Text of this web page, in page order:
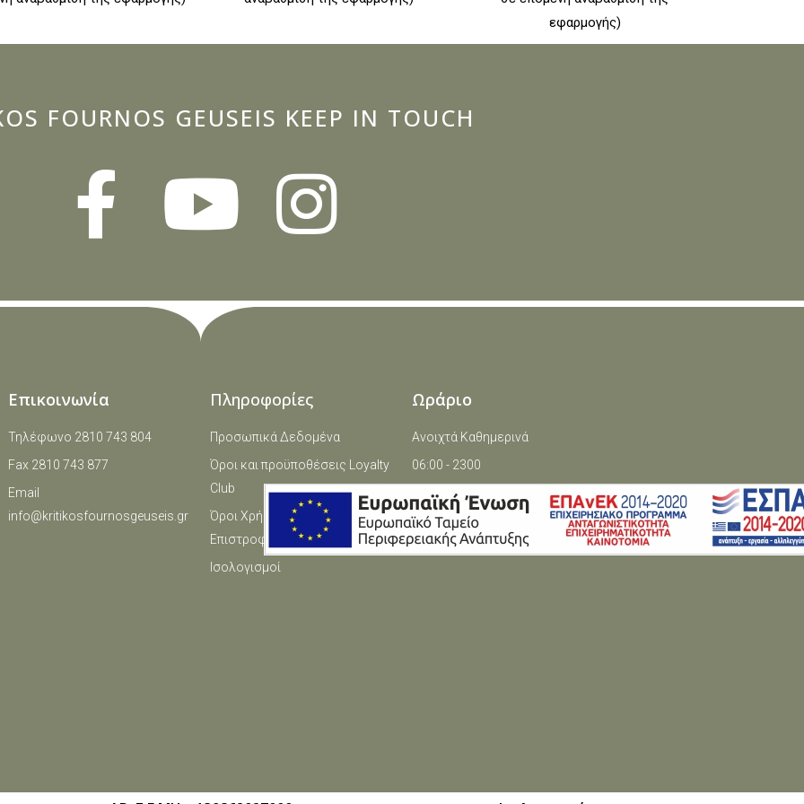
εφαρμογής)
FOURNOS GEUSEIS KEEP IN TOUCH
Επικοινωνία
Τηλέφωνο 2810 743 804
Fax 2810 743 877
Email
info@kritikosfournosgeuseis.gr
Πληροφορίες
Προσωπικά Δεδομένα
Όροι και πρoϋποθέσεις Loyalty
Club
Όροι Χρήσης / Ακυρώσεις /
Επιστροφές
Ισολογισμοί
Ωράριο
Ανοιχτά Καθημερινά
06:00 - 2300